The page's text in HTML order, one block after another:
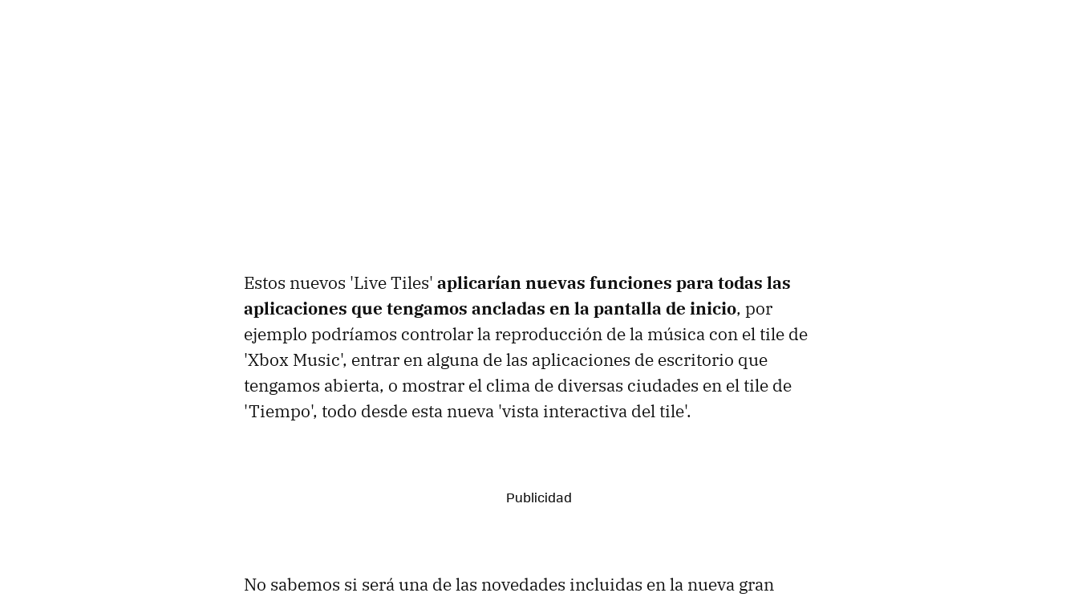
Estos nuevos 'Live Tiles' aplicarían nuevas funciones para todas las
aplicaciones que tengamos ancladas en la pantalla de inicio, por
ejemplo podríamos controlar la reproducción de la música con el tile de
'Xbox Music', entrar en alguna de las aplicaciones de escritorio que
tengamos abierta, o mostrar el clima de diversas ciudades en el tile de
'Tiempo', todo desde esta nueva 'vista interactiva del tile'.
No sabemos si será una de las novedades incluidas en la nueva gran